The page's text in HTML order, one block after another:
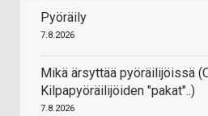
Pyöräily
7.8.2026
Mikä ärsyttää pyöräilijöissä
Kilpapyöräilijöiden "pakat"..)
7.8.2026